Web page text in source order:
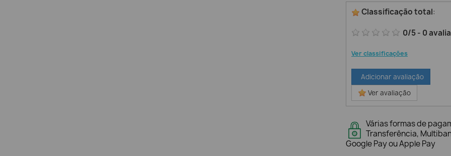
Classificação total:
0/5- 0
Ver classificações
Adicionar avaliação
Ver avaliação
Várias formas de
Transferência,
Google Pay ou Apple Pay